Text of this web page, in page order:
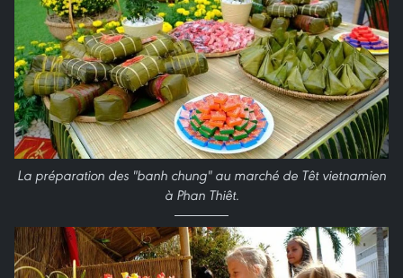
La préparation des "banh chung" au marché de Têt vietnamien
à Phan Thiêt.